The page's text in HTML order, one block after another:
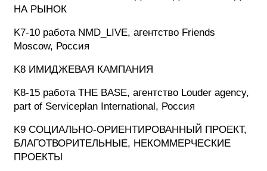
НА РЫНОК
K7-10 работа NMD_LIVE, агентство Friends
Moscow, Россия
K8 ИМИДЖЕВАЯ КАМПАНИЯ
K8-15 работа THE BASE, агентство Louder agency,
part of Serviceplan International, Россия
K9 СОЦИАЛЬНО-ОРИЕНТИРОВАННЫЙ ПРОЕКТ,
БЛАГОТВОРИТЕЛЬНЫЕ, НЕКОММЕРЧЕСКИЕ
ПРОЕКТЫ